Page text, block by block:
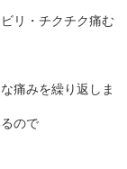
リ・チクチク痛む
痛みを繰り返しま
ので